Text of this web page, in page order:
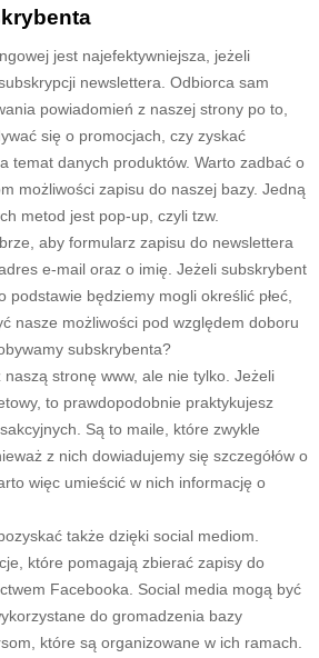
jest najefektywniejsza, jeżeli
newslettera. Odbiorca sam
powiadomień z naszej strony po to,
się o promocjach, czy zyskać
temat danych produktów. Warto zadbać o
możliwości zapisu do naszej bazy. Jedną
metod jest pop-up, czyli tzw.
aby formularz zapisu do newslettera
e-mail oraz o imię. Jeżeli subskrybent
podstawie będziemy mogli określić płeć,
nasze możliwości pod względem doboru
subskrybenta?
stronę www, ale nie tylko. Jeżeli
to prawdopodobnie praktykujesz
Są to maile, które zwykle
z nich dowiadujemy się szczegółów o
więc umieścić w nich informację o
także dzięki social mediom.
które pomagają zbierać zapisy do
Facebooka. Social media mogą być
do gromadzenia bazy
które są organizowane w ich ramach.